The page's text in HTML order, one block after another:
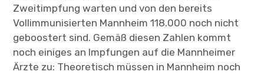
Zweitimpfung warten und von den bereits
Vollimmunisierten Mannheim 118.000 noch nicht
geboostert sind. Gemäß diesen Zahlen kommt
noch einiges an Impfungen auf die Mannheimer
Ärzte zu: Theoretisch müssen in Mannheim noch